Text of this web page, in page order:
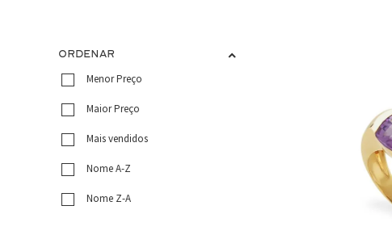
ORDENAR
Menor Preço
Maior Preço
Mais vendidos
Nome A-Z
Nome Z-A